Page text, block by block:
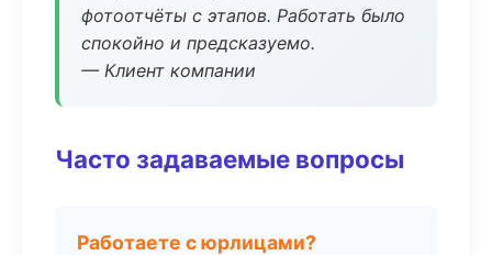
фотоотчёты с этапов. Работать было
спокойно и предсказуемо.
— Клиент компании
Часто задаваемые вопросы
Работаете с юрлицами?